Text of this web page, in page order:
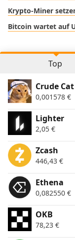
Krypto-Miner
Bitcoin wartet auf
Top
Crude Cat
0,001578 €
Lighter
2,05 €
Zcash
446,43 €
Ethena
0,082550 €
OKB
78,23 €